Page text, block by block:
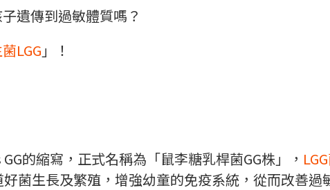
遺傳到過敏體質嗎？
LGG 」！
的縮寫，正式名稱為「鼠李糖乳桿菌GG株」，
好菌生長及繁殖，增強幼童的免疫系統，從而改善過